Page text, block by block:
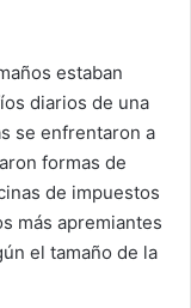
estaban
diarios de una
se enfrentaron a
formas de
de impuestos
más apremiantes
el tamaño de la